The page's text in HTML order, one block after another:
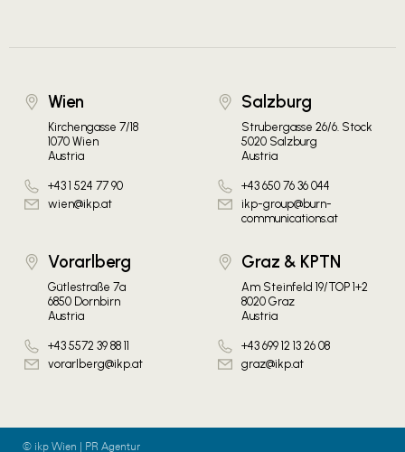
Wien
Kirchengasse 7/18
1070 Wien
Austria
+43 1 524 77 90
wien@ikp.at
Salzburg
Strubergasse 26/6. Stock
5020 Salzburg
Austria
+43 650 76 36 044
ikp-group@burn-
communications.at
Vorarlberg
Gütlestraße 7a
6850 Dornbirn
Austria
+43 5572 39 88 11
vorarlberg@ikp.at
Graz & KPTN
Am Steinfeld 19/TOP 1+2
8020 Graz
Austria
+43 699 12 13 26 08
graz@ikp.at
© ikp Wien | PR Agentur